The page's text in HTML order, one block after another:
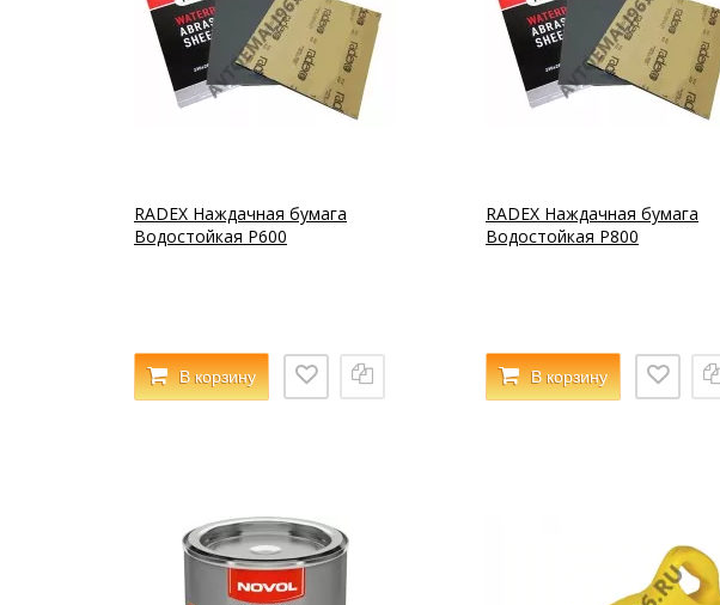
RADEX Наждачная бумага
Водостойкая Р600
В корзину
RADEX Наждачная бумага
Водостойкая Р800
В корзину